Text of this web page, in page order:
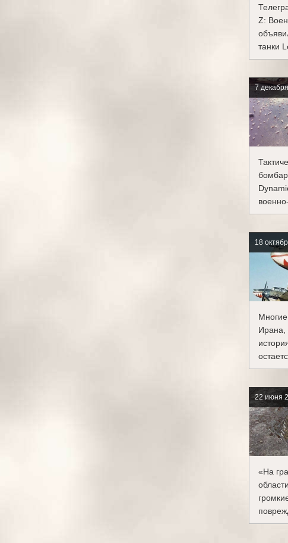
Z:
танки
7
18
Ирана,
22 июня
«На